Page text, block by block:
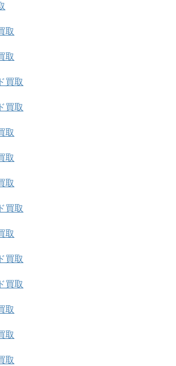
取
取
買取
買取
取
取
取
買取
取
買取
買取
取
取
取